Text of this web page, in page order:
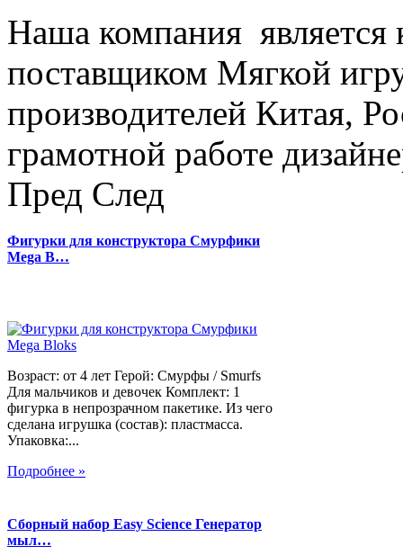
Наша компания
поставщиком Мягкой
производителей Китая,
грамотной работе
Пред След
Фигурки для конструктора Смурфики
Mega B…
Возраст: от 4 лет Герой: Смурфы / Smurfs
Для мальчиков и девочек Комплект: 1
фигурка в непрозрачном пакетике. Из чего
сделана игрушка (состав): пластмасса.
Упаковка:...
Подробнее »
Сборный набор Easy Science Генератор
мыл…